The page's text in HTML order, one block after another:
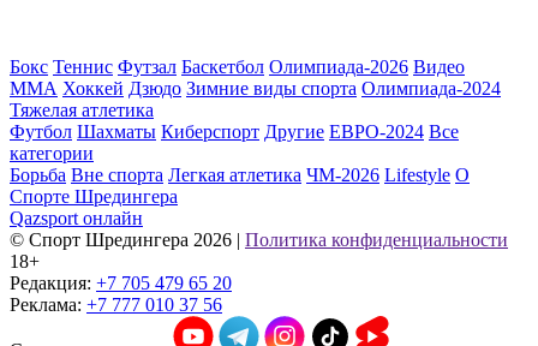
Бокс Теннис Футзал Баскетбол Олимпиада-2026 Видео
ММА Хоккей Дзюдо Зимние виды спорта Олимпиада-2024
Тяжелая атлетика
Футбол Шахматы Киберспорт Другие ЕВРО-2024 Все
категории
Борьба Вне спорта Легкая атлетика ЧМ-2026 Lifestyle О
Спорте Шредингера
Qazsport онлайн
© Cпорт Шредингера 2026 | Политика конфиденциальности
18+
Редакция: +7 705 479 65 20
Реклама: +7 777 010 37 56